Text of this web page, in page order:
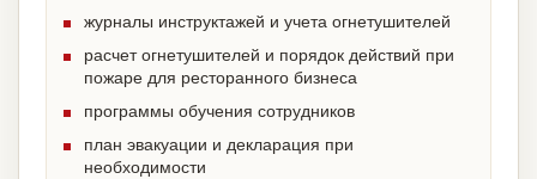
журналы инструктажей и учета огнетушителей
расчет огнетушителей и порядок действий при
пожаре для ресторанного бизнеса
программы обучения сотрудников
план эвакуации и декларация при
необходимости